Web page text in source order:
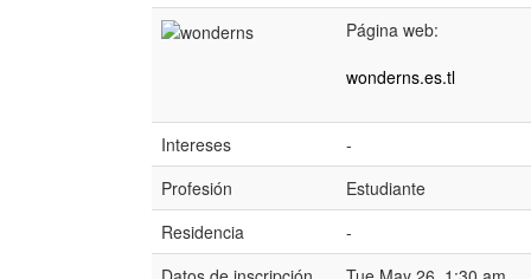
Página web:
wonderns.es.tl
Intereses
-
Profesión
Estudiante
Residencia
-